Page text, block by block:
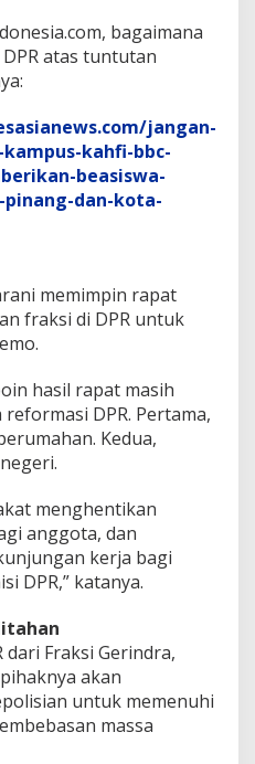
bagaimana
atas tuntutan
jangan-
kahfi-bbc-
beasiswa-
dan-kota-
memimpin rapat
fraksi di DPR untuk
hasil rapat masih
DPR. Pertama,
Kedua,
menghentikan
anggota, dan
kerja bagi
DPR,” katanya.
Fraksi Gerindra,
akan
untuk memenuhi
massa